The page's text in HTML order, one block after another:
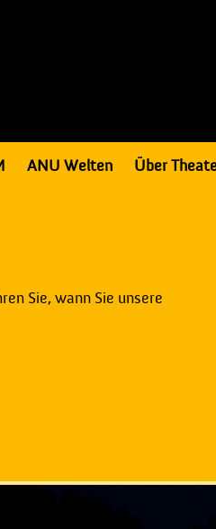
ANU Welten Über
Sie, wann Sie unsere